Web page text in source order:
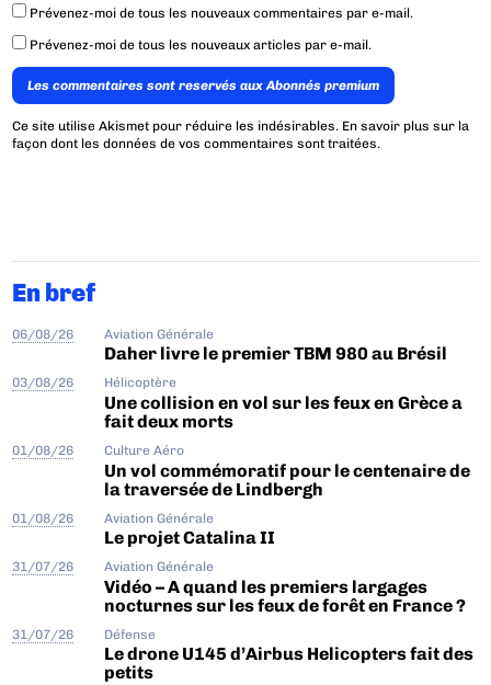
Prévenez-moi de tous les nouveaux commentaires par e-mail.
Prévenez-moi de tous les nouveaux articles par e-mail.
Les commentaires sont reservés aux Abonnés premium
Ce site utilise Akismet pour réduire les indésirables. En savoir plus sur la
façon dont les données de vos commentaires sont traitées.
En bref
06/08/26 Aviation Générale
Daher livre le premier TBM 980 au Brésil
03/08/26 Hélicoptère
Une collision en vol sur les feux en Grèce a
fait deux morts
01/08/26 Culture Aéro
Un vol commémoratif pour le centenaire de
la traversée de Lindbergh
01/08/26 Aviation Générale
Le projet Catalina II
31/07/26 Aviation Générale
Vidéo – A quand les premiers largages
nocturnes sur les feux de forêt en France ?
31/07/26 Défense
Le drone U145 d’Airbus Helicopters fait des
petits